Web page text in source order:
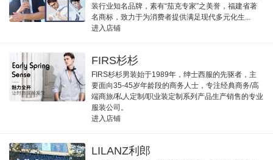
装行业知名品牌，素有“茄克专家”之美誉，福建省著
名商标，致力于为消费者提供满足现代多元化生...
进入店铺
FIRS杉杉
FIRS杉杉男装始于1989年，绅士西服的先驱者，主
要面向35-45岁年龄段的商务人士，专注经典商务/高
端商旅/私人定制/职业装定制系列产品生产销售的专业
服装公司。
进入店铺
LILANZ利郎